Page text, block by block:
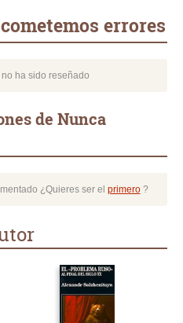
errores
ha sido reseñado
de Nunca
¿Quieres ser el primero?